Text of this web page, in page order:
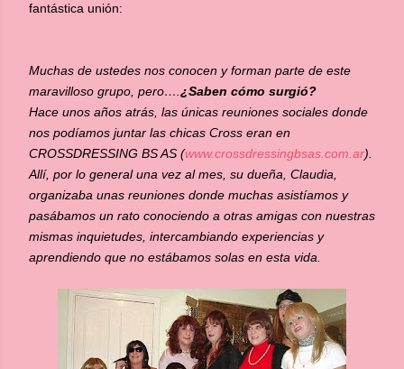
fantástica unión:
Muchas de ustedes nos conocen y forman parte de este
maravilloso grupo, pero…. ¿Saben cómo surgió?
Hace unos años atrás, las únicas reuniones sociales donde
nos podíamos juntar las chicas Cross eran en
CROSSDRESSING BS AS (www.crossdressingbsas.com.ar).
Allí, por lo general una vez al mes, su dueña, Claudia,
organizaba unas reuniones donde muchas asistíamos y
pasábamos un rato conociendo a otras amigas con nuestras
mismas inquietudes, intercambiando experiencias y
aprendiendo que no estábamos solas en esta vida.